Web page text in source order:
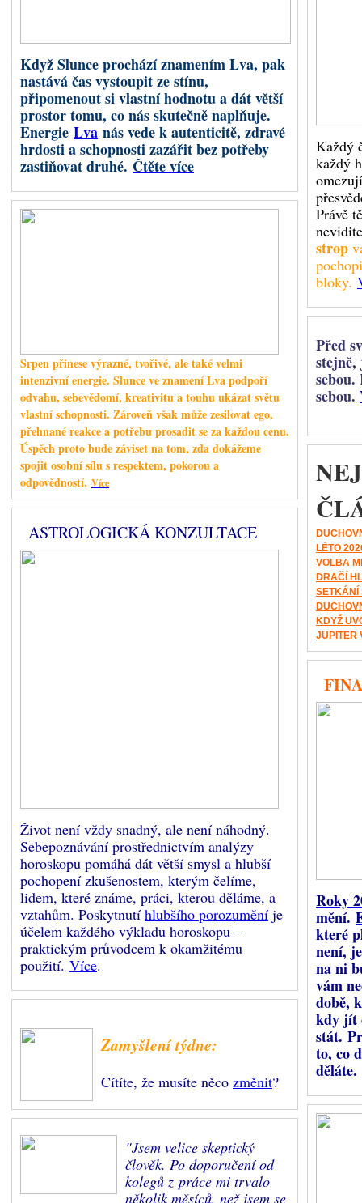
Chiron nám připomíná, že
pomáhat nejen druhým, ale
Co představuje
Chiron byl objeven v roce 1977
Astrologie s ním začala
Retrográdní Saturn
Od 26.
Berana v
kde jsme
Saturn
disciplínu a
iniciativy,
vlastní vůli.
vzniká napětí mezi touhou jednat okamžitě a nutností postupovat
Saturn nás může přimět položit si nepříjemné, ale důležité otázky:
Když Slunce prochází znamením Lva, pak
nastává čas vystoupit ze stínu,
připomenout si vlastní hodnotu a dát větší
prostor tomu, co nás skutečně naplňuje.
Energie Lva nás vede k autenticitě, zdravé
hrdosti a schopnosti zazářit bez potřeby
zastiňovat druhé. Čtěte více
Srpen přinese výrazné, tvořivé, ale také velmi
intenzivní energie. Slunce ve znamení Lva podpoří
odvahu, sebevědomí, kreativitu a touhu ukázat světu
vlastní schopnosti. Zároveň však může zesilovat ego,
přehnané reakce a potřebu prosadit se za každou cenu.
Úspěch proto bude záviset na tom, zda dokážeme
spojit osobní sílu s respektem, pokorou a
odpovědností. Více
ASTROLOGICKÁ KONZULTACE
Život není vždy snadný, ale není náhodný.
Sebepoznávání prostřednictvím analýzy
horoskopu pomáhá dát větší smysl a hlubší
pochopení zkušenostem, kterým čelíme,
lidem, které známe, práci, kterou děláme, a
vztahům. Poskytnutí hlubšího porozumění je
účelem každého výkladu horoskopu –
praktickým průvodcem k okamžitému
použití. Více.
Zamyšlení týdne:
Cítíte, že musíte něco změnit?
"Jsem velice skeptický
člověk. Po doporučení od
kolegů z práce mi trvalo
několik měsíců, než jsem se
Každý
každý
Právě
strop
bloky.
Před
stejně,
sebou.
sebou.
LÉTO
VOLBA
DRAČÍ
SETKÁNÍ
KDYŽ
JUPITER
Roky
mění.
které
není,
na ni
vám
době,
kdy jít
stát.
to, co
děláte.